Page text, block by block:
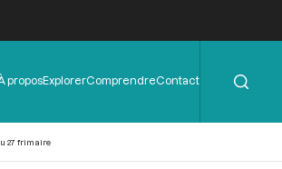
Menu
de
proposExplorerComprendreContact
27 frimaire